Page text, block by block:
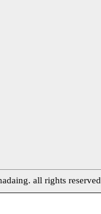
all rights